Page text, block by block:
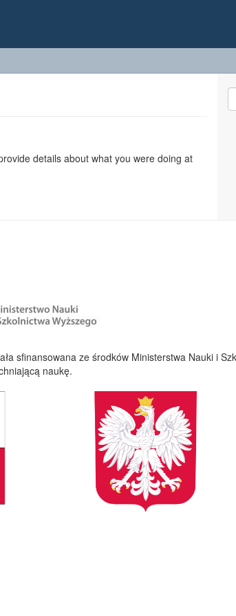
details about what you were doing at
sfinansowana ze środków Ministerstwa Nauki i
naukę.